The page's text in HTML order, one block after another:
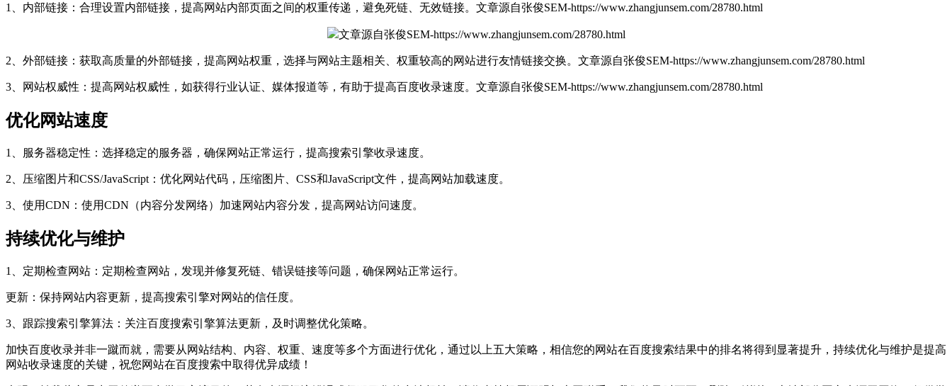
1、内部链接：合理设置内部链接，提高网站内部页面之间的权重传递，避免死链、无效链接。 文章源自张俊SEM-https://www.zhangjunsem.com/28780.html
文章源自张俊SEM-https://www.zhangjunsem.com/28780.html
2、外部链接：获取高质量的外部链接，提高网站权重，选择与网站主题相关、权重较高的网站进行友情链接交换。 文章源自张俊SEM-https://www.zhangjunsem.com/28780.html
3、网站权威性：提高网站权威性，如获得行业认证、媒体报道等，有助于提高百度收录速度。 文章源自张俊SEM-https://www.zhangjunsem.com/28780.html
优化网站速度
1、服务器稳定性：选择稳定的服务器，确保网站正常运行，提高搜索引擎收录速度。
2、压缩图片和CSS/JavaScript：优化网站代码，压缩图片、CSS和JavaScript文件，提高网站加载速度。
3、使用CDN：使用CDN（内容分发网络）加速网站内容分发，提高网站访问速度。
持续优化与维护
1、定期检查网站：定期检查网站，发现并修复死链、错误链接等问题，确保网站正常运行。
更新：保持网站内容更新，提高搜索引擎对网站的信任度。
3、跟踪搜索引擎算法：关注百度搜索引擎算法更新，及时调整优化策略。
加快百度收录并非一蹴而就，需要从网站结构、内容、权重、速度等多个方面进行优化，通过以上五大策略，相信您的网站在百度搜索结果中的排名将得到显著提升，持续优化与维护是提高
网站收录速度的关键，祝您网站在百度搜索中取得优异成绩！